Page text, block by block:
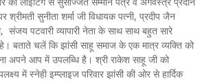
सुनीता शर्मा जी विधायक पत्नी, प्रदीप जैन
संजय पटवारी व्यापारी नेता के साथ साथ बहुत सारे
बताते चलें कि झांसी साहू समाज के एक मात्र व्यक्ति को
अपने आप में उपलब्धि है। श्री राकेश साहू जी को
में स्नेही इम्प्लाइज परिवार झांसी की ओर से हार्दिक